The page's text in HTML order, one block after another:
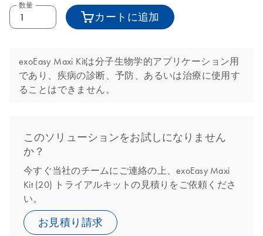
数量
カートに追加
exoEasy Maxi Kitは分子生物学的アプリケーション用
であり、疾病の診断、予防、あるいは治療に使用す
ることはできません。
このソリューションをお試しになりません
か？
今すぐ当社のチームにご連絡の上、exoEasy Maxi
Kit (20) トライアルキットの見積りをご依頼くださ
い。
お見積り請求